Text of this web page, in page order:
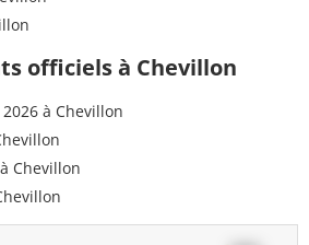
officiels à Chevillon
à Chevillon
Chevillon